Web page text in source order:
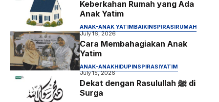
Keberkahan Rumah yang Ada
Anak Yatim
ANAK-ANAK YATIMBAIKINSPIRASIRUMAH
July 16, 2026
Cara Membahagiakan Anak
Yatim
ANAK-ANAKHIDUPINSPIRASIYATIM
July 15, 2026
Dekat dengan Rasulullah ﷺ di
Surga